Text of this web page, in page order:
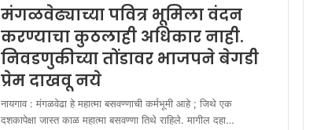
मंगळवेढ्याच्या पवित्र भूमिला वंदन
करण्याचा कुठलाही अधिकार नाही.
निवडणुकीच्या तोंडावर भाजपने बेगडी
प्रेम दाखवू नये
नायगाव : मंगळवेढा हे महात्मा बसवण्णाची कर्मभूमी आहे ; जिथे एक
दशकापेक्षा जास्त काळ महात्मा बसवण्णा तिथे राहिले. मागील दहा…